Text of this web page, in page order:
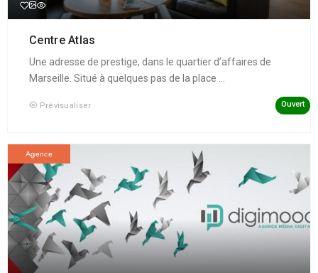
Centre Atlas
Une adresse de prestige, dans le quartier d’affaires de
Marseille. Situé à quelques pas de la place ...
Prévisualiser Ouvert
Agence